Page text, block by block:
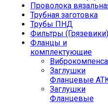
Проволока
Трубная заготовка
Трубы ПНД
Фильтры (Грязевики)
Фланцы и
комплектующие
Заглушки
Фланцевые
Заглушки
Фланцевые